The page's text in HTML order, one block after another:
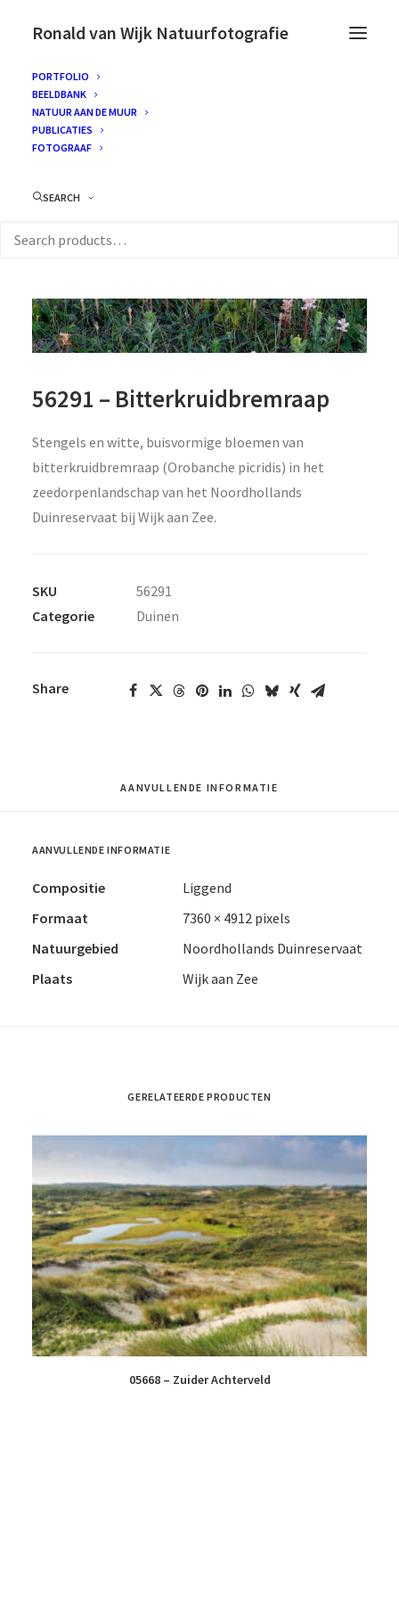
Ronald van Wijk Natuurfotografie
PORTFOLIO
BEELDBANK
NATUUR AAN DE MUUR
PUBLICATIES
FOTOGRAAF
SEARCH
56291 – Bitterkruidbremraap
Stengels en witte, buisvormige bloemen van
bitterkruidbremraap (Orobanche picridis) in het
zeedorpenlandschap van het Noordhollands
Duinreservaat bij Wijk aan Zee.
SKU
56291
Categorie
Duinen
Share
AANVULLENDE INFORMATIE
AANVULLENDE INFORMATIE
Compositie
Liggend
Formaat
7360 × 4912 pixels
Natuurgebied
Noordhollands Duinreservaat
Plaats
Wijk aan Zee
GERELATEERDE PRODUCTEN
05668 – Zuider Achterveld